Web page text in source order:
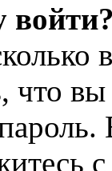
что